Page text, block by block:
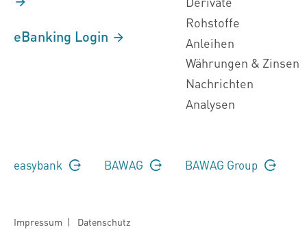
eBanking Login
Rohstoffe
Anleihen
Währungen & Zinsen
Nachrichten
Analysen
easybank BAWAG BAWAG Group
Impressum | Datenschutz